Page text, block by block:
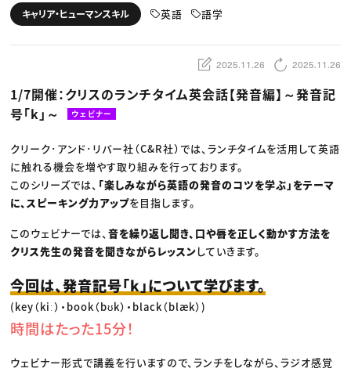
動画配信・映像制作
編集・ライティング
ディレクション
TOP Creator’s コラム トップ
Webクリエイター
ゲームクリエイター
クリエイターインタビュー
C＆R Magazine
セミナー
ニュース・トレンド トップ
Web
映像
広告
出版
CREATIVE VILLAGEからのお知らせ
プロフェッショナル×つながる×メディア
キャリア・ヒューマンスキル 英語 語学
2025.11.26 2025.11.26
1/7開催：クリスのランチタイム英会話【発音編】～発音記
号「k」～
ウェビナー
クリーク･アンド･リバー社（C&R社）では、ランチタイムを活用して英語
に触れる機会を増やす取り組みを行っております。
このシリーズでは、 「楽しみながら英語の発音のコツを学ぶ」をテーマ
に、スピーキング力アップを目指します。
このウェビナーでは、音を繰り返し聞き、口や唇を正しく動かす方法を
クリス先生の発音を聞きながらレッスンしていきます。
今回は、発音記号「k」について学びます。
(key（kiː）・book（bʊk）・black（blæk）)
時間はたった15分！
ウェビナー形式で講義を行いますので、ランチをしながら、ラジオ感覚